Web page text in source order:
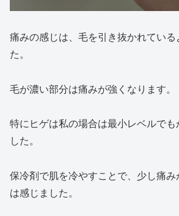
痛みの感じは、毛を引き抜かれている
た。
毛が濃い部分は痛みが強くなります。
特にヒゲは私の場合は最小レベルでも
した。
保冷剤で肌を冷やすことで、少し痛み
は感じました。